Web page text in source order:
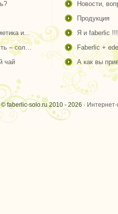
и...
– сол...
чай
новости,
продукция
я и faberlic !!!
faberlic +
а как вы
© faberlic-solo.ru 2010 - 2026 ·